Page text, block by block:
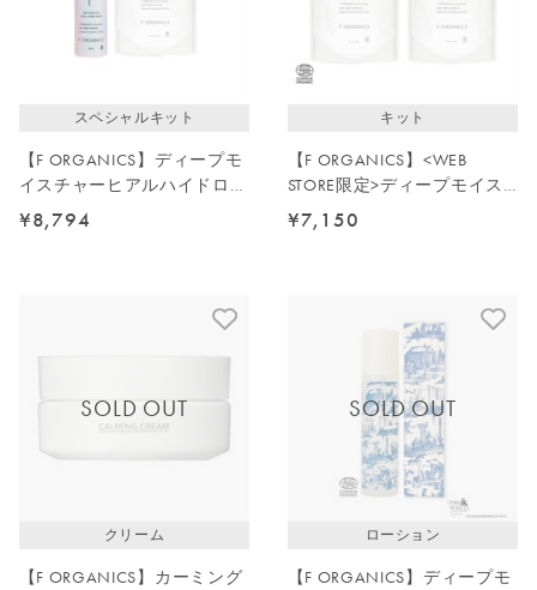
スペシャルキット
【F ORGANICS】ディープモ
イスチャーヒアルハイドロセ
ラム・ローション詰替えキッ
¥8,794
キット
【F ORGANICS】<WEB
STORE限定>ディープモイス
チャーミルク詰替2点セット
¥7,150
SOLD OUT
クリーム
【F ORGANICS】カーミング
SOLD OUT
ローション
【F ORGANICS】ディープモ